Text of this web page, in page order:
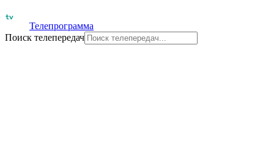
Телепрограмма
Поиск телепередач